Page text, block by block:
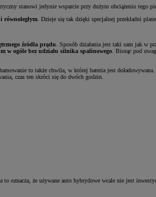
stanowi jedynie wsparcie przy dużym obciążeniu tego
równoległym . Dzieje się tak dzięki specjalnej przekładni
źródła prądu . Sposób działania jest taki sam jak w
w ogóle bez udziału silnika spalinowego . Biorąc pod
to także chwila, w której bateria jest
czas ten skróci się do dwóch godzin.
że używane auto hybrydowe wcale nie jest